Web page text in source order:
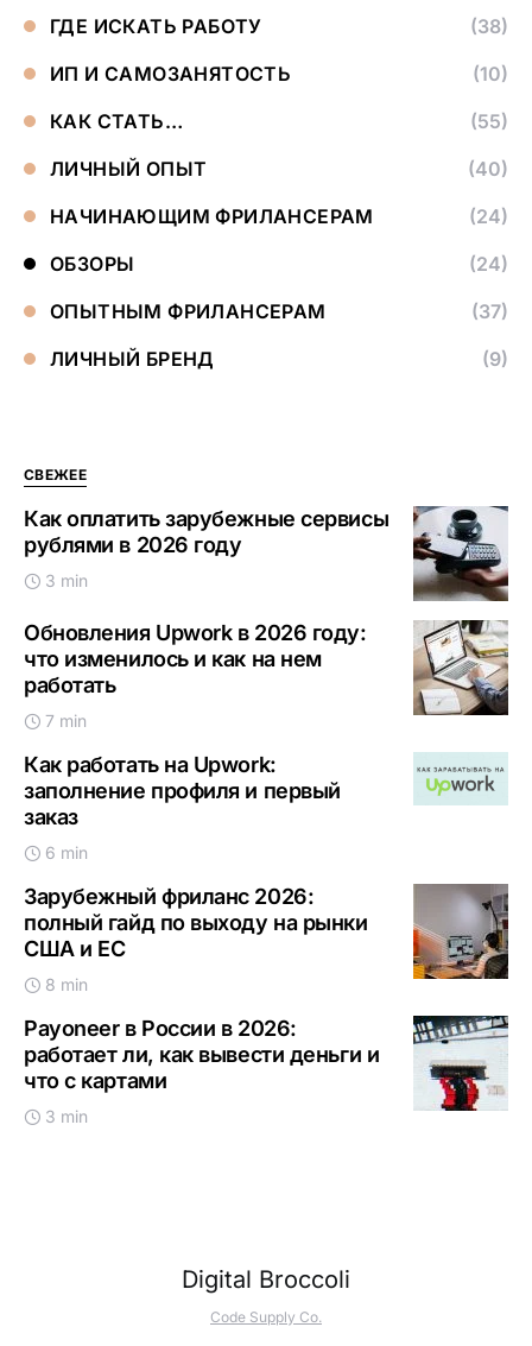
ГДЕ ИСКАТЬ РАБОТУ
(38)
ИП И САМОЗАНЯТОСТЬ
(10)
КАК СТАТЬ…
(55)
ЛИЧНЫЙ ОПЫТ
(40)
НАЧИНАЮЩИМ ФРИЛАНСЕРАМ
(24)
ОБЗОРЫ
(24)
ОПЫТНЫМ ФРИЛАНСЕРАМ
(37)
ЛИЧНЫЙ БРЕНД
(9)
СВЕЖЕЕ
Как оплатить зарубежные сервисы
рублями в 2026 году
3 min
Обновления Upwork в 2026 году:
что изменилось и как на нем
работать
7 min
Как работать на Upwork:
заполнение профиля и первый
заказ
6 min
Зарубежный фриланс 2026:
полный гайд по выходу на рынки
США и ЕС
8 min
Payoneer в России в 2026:
работает ли, как вывести деньги и
что с картами
3 min
Digital Broccoli
Code Supply Co.